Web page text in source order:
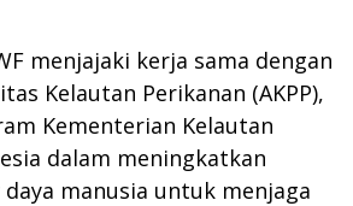
menjajaki kerja sama dengan
Kelautan Perikanan (AKPP),
Kementerian Kelautan
dalam meningkatkan
manusia untuk menjaga